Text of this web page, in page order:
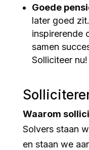
Goede
later goed
inspirerende
samen
Solliciteer nu!
Waarom
Solvers staan
en staan we